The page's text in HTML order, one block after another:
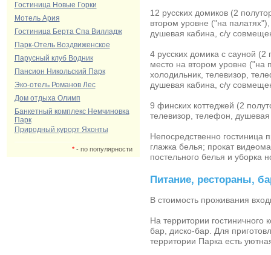
Гостиница Новые Горки
Мотель Ария
Гостиница Берта Спа Вилладж
Парк-Отель Воздвиженское
Парусный клуб Водник
Пансион Никольский Парк
Эко-отель Романов Лес
Дом отдыха Олимп
Банкетный комплекс Немчиновка
Парк
Природный курорт Яхонты
*- по популярности
12 русских домиков (2
втором уровне ("на
душевая кабина, с/у
4 русских домика с сауной (2
место на втором уровне ("на
холодильник, телевизор,
душевая кабина, с/у
9 финских коттеджей (2
телевизор, телефон,
Непосредственно гостиница
глажка белья; прокат
постельного белья и уборка
Питание, рестораны,
В стоимость проживания
На территории гостиничного
бар , диско-бар. Для
территории Парка есть